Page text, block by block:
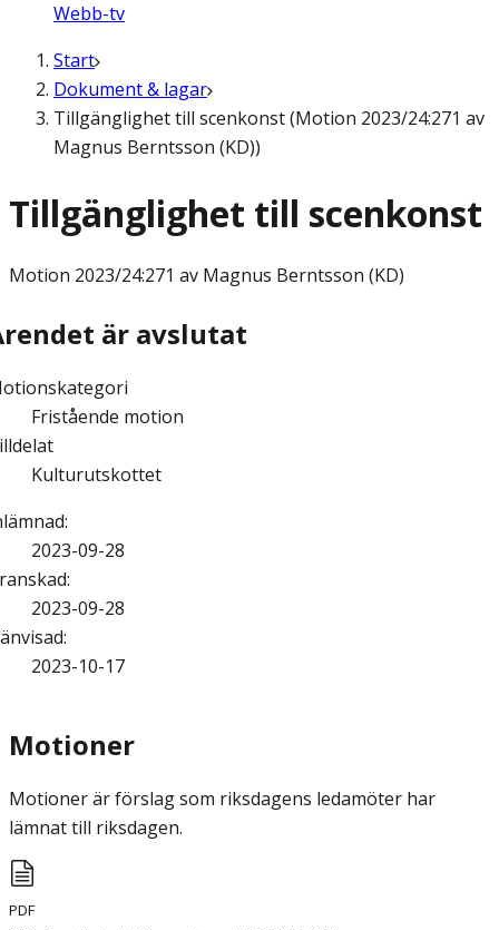
Webb-tv
Start
Dokument & lagar
Tillgänglighet till scenkonst (Motion 2023/24:271 av
Magnus Berntsson (KD))
Tillgänglighet till scenkonst
Motion 2023/24:271 av Magnus Berntsson (KD)
är avslutat
Fristående motion
Kulturutskottet
:
2023-09-28
:
2023-09-28
:
2023-10-17
Motioner
Motioner är förslag som riksdagens ledamöter har
lämnat till riksdagen.
PDF